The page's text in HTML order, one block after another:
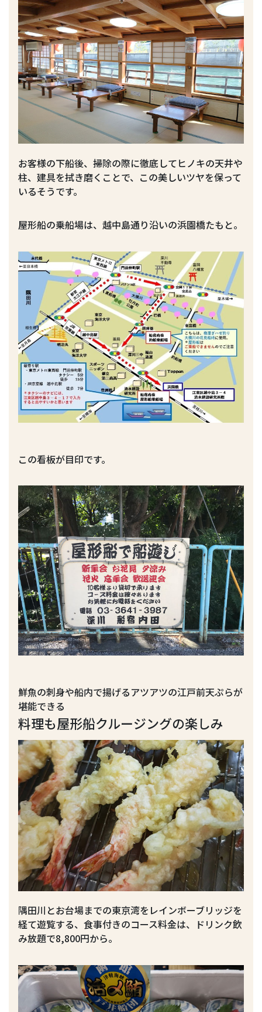
お客様の下船後、掃除の際に徹底してヒノキの天井や
柱、建具を拭き磨くことで、この美しいツヤを保って
いるそうです。
屋形船の乗船場は、越中島通り沿いの浜園橋たもと。
この看板が目印です。
鮮魚の刺身や船内で揚げるアツアツの江戸前天ぷらが
堪能できる
料理も屋形船クルージングの楽しみ
隅田川とお台場までの東京湾をレインボーブリッジを
経て遊覧する、食事付きのコース料金は、ドリンク飲
み放題で8,800円から。